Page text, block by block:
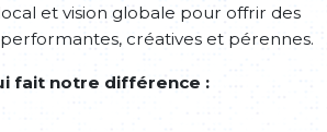
et vision globale pour offrir des
créatives et pérennes.
fait notre différence :